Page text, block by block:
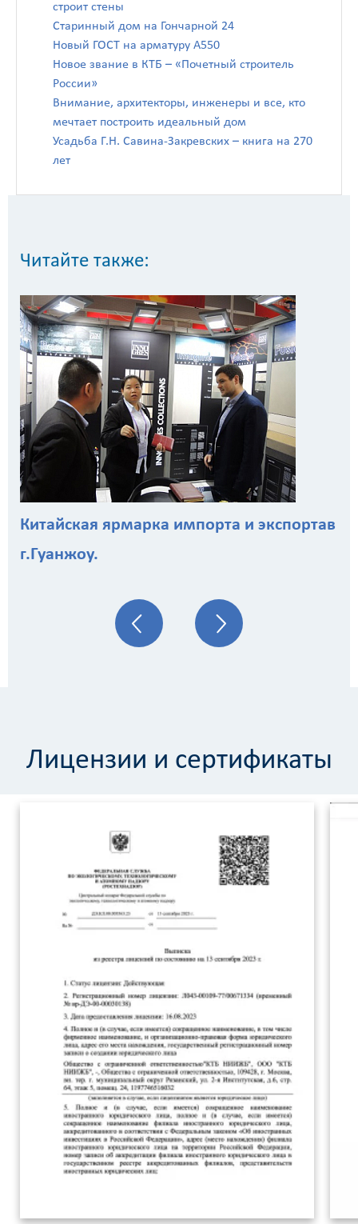
строит стены
Старинный дом на Гончарной 24
Новый ГОСТ на арматуру А550
Новое звание в КТБ – «Почетный строитель
России»
Внимание, архитекторы, инженеры и все, кто
мечтает построить идеальный дом
Усадьба Г.Н. Савина-Закревских – книга на 270
лет
Читайте также:
Китайская ярмарка импорта и экспортав
г.Гуанжоу.
Лицензии и сертификаты